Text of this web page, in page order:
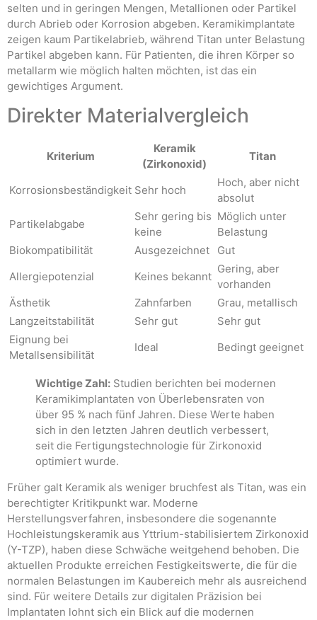
selten und in geringen Mengen, Metallionen oder Partikel
durch Abrieb oder Korrosion abgeben. Keramikimplantate
zeigen kaum Partikelabrieb, während Titan unter Belastung
Partikel abgeben kann. Für Patienten, die ihren Körper so
metallarm wie möglich halten möchten, ist das ein
gewichtiges Argument.
Direkter Materialvergleich
Kriterium
Keramik
(Zirkonoxid)
Titan
Korrosionsbeständigkeit Sehr hoch
Hoch, aber nicht
absolut
Partikelabgabe
Sehr gering bis
keine
Möglich unter
Belastung
Biokompatibilität
Ausgezeichnet
Gut
Allergiepotenzial
Keines bekannt
Gering, aber
vorhanden
Ästhetik
Zahnfarben
Grau, metallisch
Langzeitstabilität
Sehr gut
Sehr gut
Eignung bei
Metallsensibilität
Ideal Bedingt geeignet
Wichtige Zahl: Studien berichten bei modernen
Keramikimplantaten von Überlebensraten von
über 95 % nach fünf Jahren. Diese Werte haben
sich in den letzten Jahren deutlich verbessert,
seit die Fertigungstechnologie für Zirkonoxid
optimiert wurde.
Früher galt Keramik als weniger bruchfest als Titan, was ein
berechtigter Kritikpunkt war. Moderne
Herstellungsverfahren, insbesondere die sogenannte
Hochleistungskeramik aus Yttrium-stabilisiertem Zirkonoxid
(Y-TZP), haben diese Schwäche weitgehend behoben. Die
aktuellen Produkte erreichen Festigkeitswerte, die für die
normalen Belastungen im Kaubereich mehr als ausreichend
sind. Für weitere Details zur digitalen Präzision bei
Implantaten lohnt sich ein Blick auf die modernen